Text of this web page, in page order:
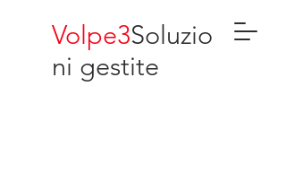
Volpe3Soluzio
ni gestite